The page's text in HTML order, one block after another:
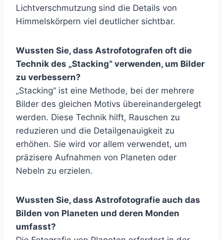
Lichtverschmutzung sind die Details von
Himmelskörpern viel deutlicher sichtbar.
Wussten Sie, dass Astrofotografen oft die
Technik des „Stacking“ verwenden, um Bilder
zu verbessern?
„Stacking“ ist eine Methode, bei der mehrere
Bilder des gleichen Motivs übereinandergelegt
werden. Diese Technik hilft, Rauschen zu
reduzieren und die Detailgenauigkeit zu
erhöhen. Sie wird vor allem verwendet, um
präzisere Aufnahmen von Planeten oder
Nebeln zu erzielen.
Wussten Sie, dass Astrofotografie auch das
Bilden von Planeten und deren Monden
umfasst?